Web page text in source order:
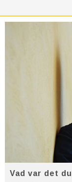
Vad var det